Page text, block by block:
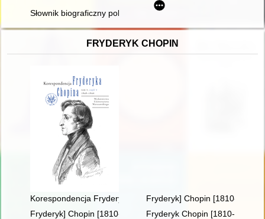
Słownik biograficzny polskiego obozu narodowego : całość w
FRYDERYK CHOPIN
Korespondencja Fryderyka Chopina. T. 3 cz. 3,
Fryderyk] Chopin [1810-1849]
Fryderyk] Chopin [1810-1849]
Fryderyk Chopin [1810-1849].